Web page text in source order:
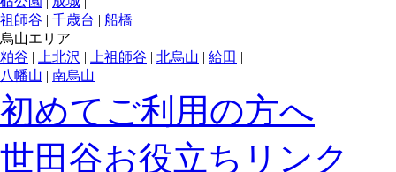
祖師谷 | 千歳台 | 船橋
烏山エリア
粕谷 | 上北沢 | 上祖師谷 | 北烏山 | 給田 |
八幡山 | 南烏山
初めてご利用の方へ
世田谷お役立ちリンク